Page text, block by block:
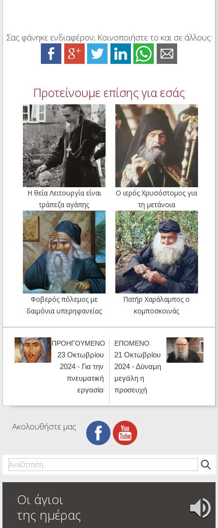
Σας φάνηκε ενδιαφέρον; Κοινοποιήστε το και σε άλλους:
Προτείνουμε επίσης για εσάς
Η θεία Λειτουργία είναι
τράπεζα αγάπης
Ο ιερός Χρυσόστομος για
τη μετάνοια
Φοβερός πόλεμος με
δαιμόνια υπερηφανείας
Πατήρ Χαράλαμπος ο
κομποσκοινάς
ΠΡΟΗΓΟΥΜΕΝΟ
23 Οκτωβρίου
2024 - Για την
πνευματική
εργασία
ΕΠΟΜΕΝΟ
21 Οκτωβρίου
2024 - Δύναμη
μεγάλη η
προσευχή
Ακολουθήστε μας
Οι άγιοι
της ημέρας